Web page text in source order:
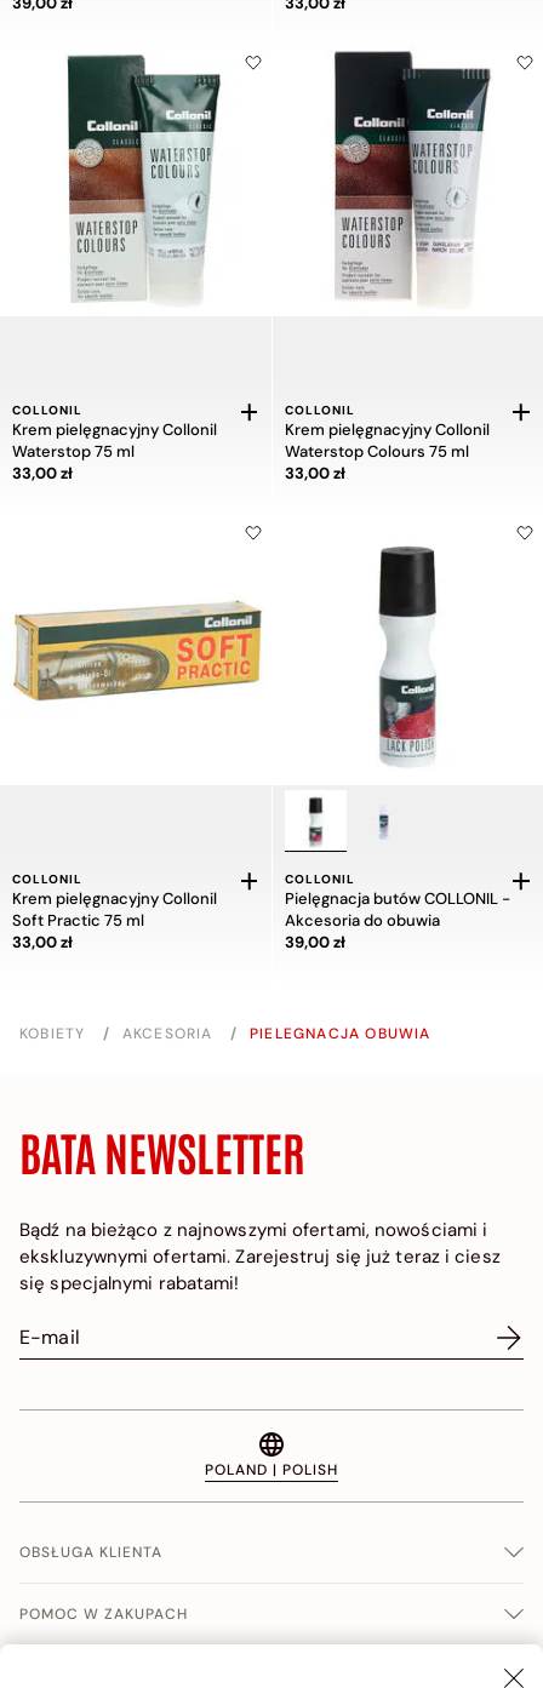
COLLONIL
Krem pielęgnacyjny Collonil
Waterstop 75 ml
Cena 33,00 zł
33,00 zł
COLLONIL
Krem pielęgnacyjny Collonil
Waterstop Colours 75 ml
Cena 33,00 zł
33,00 zł
COLLONIL
Krem pielęgnacyjny Collonil
Soft Practic 75 ml
Cena 33,00 zł
33,00 zł
COLLONIL
Pielęgnacja butów COLLONIL -
Akcesoria do obuwia
Cena 39,00 zł
39,00 zł
KOBIETY / AKCESORIA / PIELEGNACJA OBUWIA
BATA NEWSLETTER
Bądź na bieżąco z najnowszymi ofertami, nowościami i
ekskluzywnymi ofertami. Zarejestruj się już teraz i ciesz
się specjalnymi rabatami!
POLAND | POLISH
OBSŁUGA KLIENTA
POMOC W ZAKUPACH